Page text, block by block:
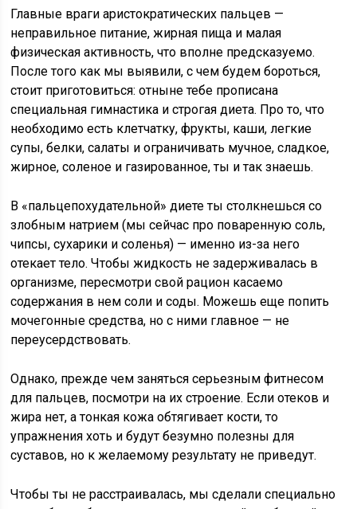
Главные враги аристократических пальцев —
неправильное питание, жирная пища и малая
физическая активность, что вполне предсказуемо.
После того как мы выявили, с чем будем бороться,
стоит приготовиться: отныне тебе прописана
специальная гимнастика и строгая диета. Про то, что
необходимо есть клетчатку, фрукты, каши, легкие
супы, белки, салаты и ограничивать мучное, сладкое,
жирное, соленое и газированное, ты и так знаешь.
В «пальцепохудательной» диете ты столкнешься со
злобным натрием (мы сейчас про поваренную соль,
чипсы, сухарики и соленья) — именно из-за него
отекает тело. Чтобы жидкость не задерживалась в
организме, пересмотри свой рацион касаемо
содержания в нем соли и соды. Можешь еще попить
мочегонные средства, но с ними главное — не
переусердствовать.
Однако, прежде чем заняться серьезным фитнесом
для пальцев, посмотри на их строение. Если отеков и
жира нет, а тонкая кожа обтягивает кости, то
упражнения хоть и будут безумно полезны для
суставов, но к желаемому результату не приведут.
Чтобы ты не расстраивалась, мы сделали специально